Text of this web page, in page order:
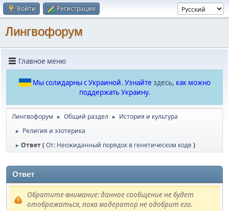
Войти Регистрация
Лингвофорум
Главное меню
Мы солидарны с Украиной. Узнайте здесь, как можно
поддержать Украину.
Лингвофорум ► Общий раздел ► История и культура
► Религия и эзотерика
► Ответ (От: Неожиданный порядок в генетическом коде)
Ответ
Обратите внимание: данное сообщение не будет
отображаться, пока модератор не одобрит его.